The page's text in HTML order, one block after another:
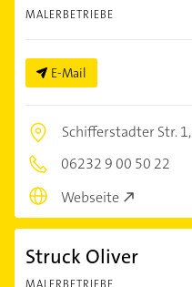
MALERBETRIEBE
E-Mail
Schifferstadter Str. 1,
06232 9 00 50 22
Webseite
Struck Oliver
MALERBETRIEBE